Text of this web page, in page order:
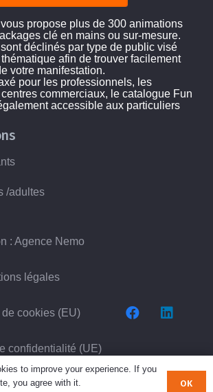
propose plus de 300 animations
clé en mains ou sur-mesure.
déclinés par type de public visé
afin de trouver facilement
votre manifestation.
pour les professionnels, les
commerciaux, le catalogue Fun
accessible aux particuliers
/adultes
: Agence Nemo
légales
de cookies (EU)
confidentialité (UE)
to improve your experience. If you
you agree with it.
OK